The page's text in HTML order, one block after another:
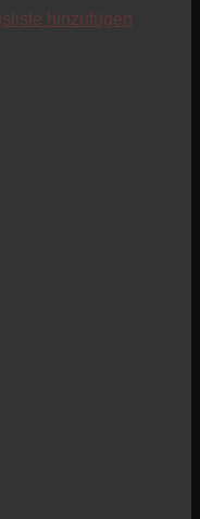
hinzufügen